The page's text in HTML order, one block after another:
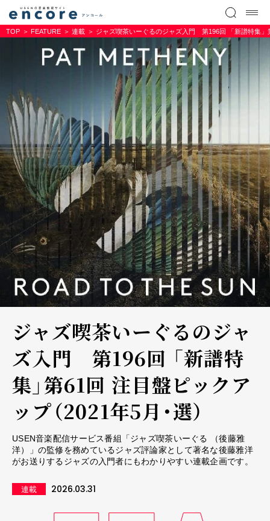
TOP FEATURE 連載 ジャズ喫茶いーぐるのジャズ入門 第196回 「新譜特集」
ジャズ喫茶いーぐるのジャ
ズ入門 第196回 「新譜特
集」第61回 注目盤ピックア
ップ（2021年5月・選）
USEN音楽配信サービス番組「ジャズ喫茶いーぐる （後藤雅
洋）」の監修を務めているジャズ評論家として著名な後藤雅洋
がお送りするジャズの入門者にもわかりやすい連載企画です。
連載 2026.03.31